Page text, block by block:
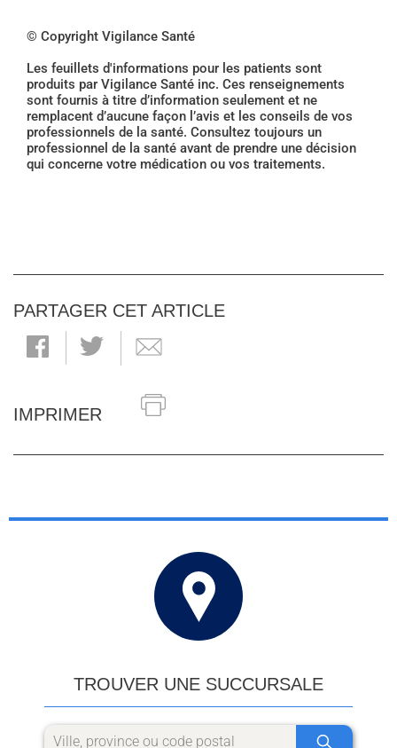
© Copyright Vigilance Santé
Les feuillets d'informations pour les patients sont
produits par Vigilance Santé inc. Ces renseignements
sont fournis à titre d’information seulement et ne
remplacent d’aucune façon l’avis et les conseils de vos
professionnels de la santé. Consultez toujours un
professionnel de la santé avant de prendre une décision
qui concerne votre médication ou vos traitements.
PARTAGER CET ARTICLE
IMPRIMER
TROUVER UNE SUCCURSALE